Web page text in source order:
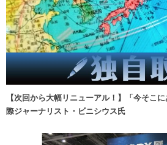
【次回から大幅リニューアル！】「今そこ
際ジャーナリスト・ビニシウス氏